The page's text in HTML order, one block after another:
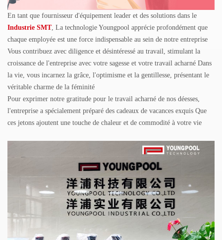
En tant que fournisseur d'équipement leader et des solutions dans le
Industrie SMT, La technologie Youngpool apprécie profondément que
chaque employée est une force indispensable au sein de notre entreprise
Vous contribuez avec diligence et désintéressé au travail, stimulant la
croissance de l'entreprise avec votre sagesse et votre travail acharné Dans
la vie, vous incarnez la grâce, l'optimisme et la gentillesse, présentant le
véritable charme de la féminité
Pour exprimer notre gratitude pour le travail acharné de nos déesses,
l'entreprise a spécialement préparé des cadeaux de vacances exquis Que
ces jetons ajoutent une touche de chaleur et de commodité à votre vie